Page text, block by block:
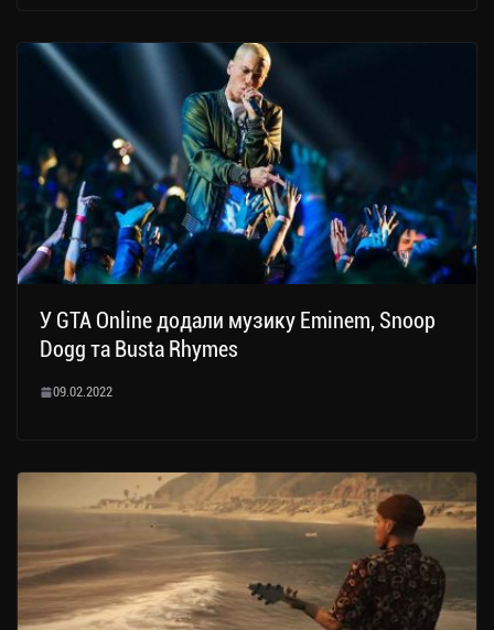
У GTA Online додали музику Eminem, Snoop
Dogg та Busta Rhymes
09.02.2022